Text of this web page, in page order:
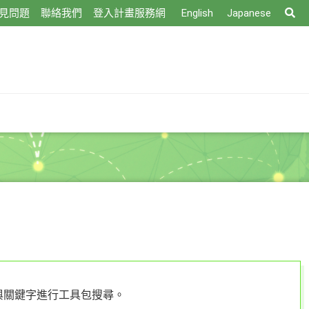
問題 聯絡我們 登入計畫服務網 English Japanese
尋
鍵字進行工具包搜尋。